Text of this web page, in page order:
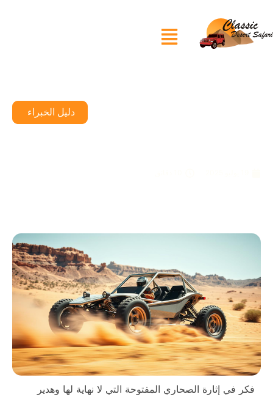
دليل الخبراء
فكر في إثارة الصحاري المفتوحة التي لا نهاية لها وهدير